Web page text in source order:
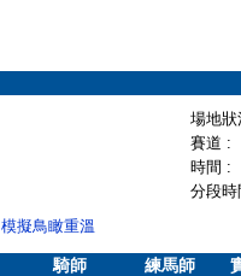
場地
賽道 :
時間 :
分段
模擬鳥瞰重溫
騎師 練馬師